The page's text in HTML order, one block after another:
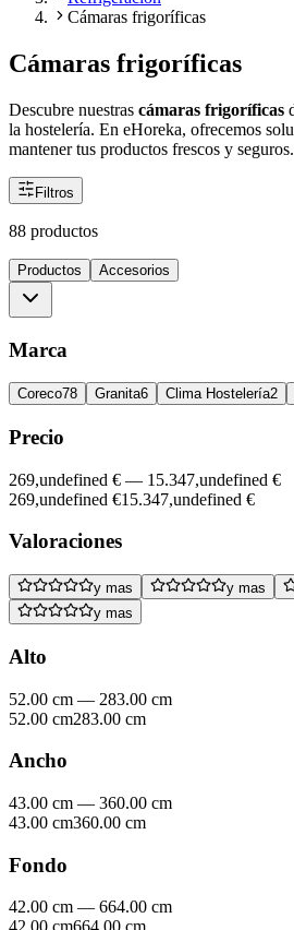
Cámaras frigoríficas
Cámaras frigoríficas
Descubre nuestras cámaras frigoríficas
la hostelería. En eHoreka, ofrecemos
mantener tus productos frescos y seguros.
Filtros
88 productos
Productos Accesorios
Marca
Coreco78 Granita6 Clima Hostelería2
Precio
269,undefined € — 15.347,undefined €
269,undefined €15.347,undefined €
Valoraciones
y mas y mas
y mas
Alto
52.00 cm — 283.00 cm
52.00 cm283.00 cm
Ancho
43.00 cm — 360.00 cm
43.00 cm360.00 cm
Fondo
42.00 cm — 664.00 cm